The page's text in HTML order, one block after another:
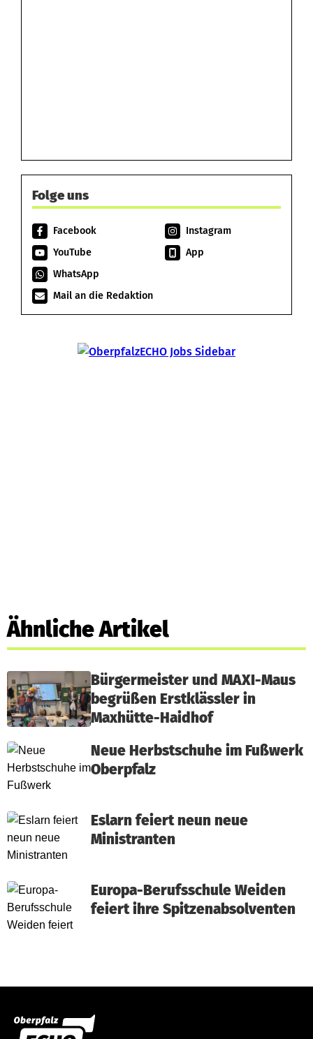
Folge uns
Facebook
Instagram
YouTube
App
WhatsApp
Mail an die Redaktion
Ähnliche Artikel
Bürgermeister und MAXI-Maus
begrüßen Erstklässler in
Maxhütte-Haidhof
Neue Herbstschuhe im Fußwerk
Oberpfalz
Eslarn feiert neun neue
Ministranten
Europa-Berufsschule Weiden
feiert ihre Spitzenabsolventen